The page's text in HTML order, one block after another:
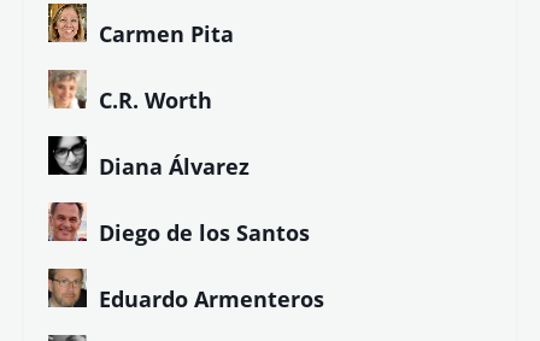
Carmen Pita
C.R. Worth
Diana Álvarez
Diego de los Santos
Eduardo Armenteros